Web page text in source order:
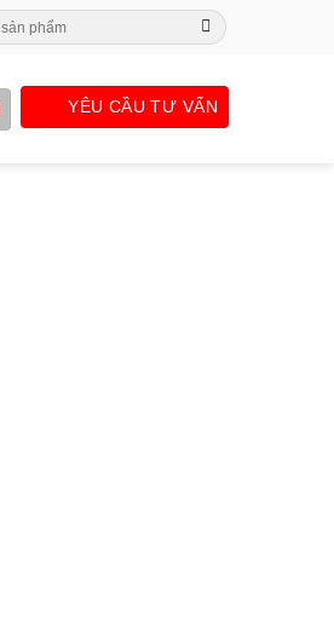
YÊU CẦU TƯ VẤN